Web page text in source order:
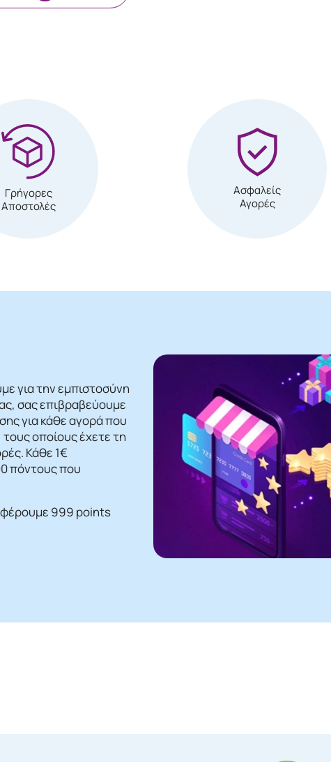
Γρήγορες
Αποστολές
Ασφαλείς
Αγορές
για την εμπιστοσύνη
σας επιβραβεύουμε
για κάθε αγορά που
οποίους έχετε τη
Κάθε 1€
πόντους που
999 points